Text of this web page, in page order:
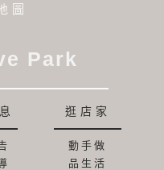
圖
Park
逛店家
動手做
品生活